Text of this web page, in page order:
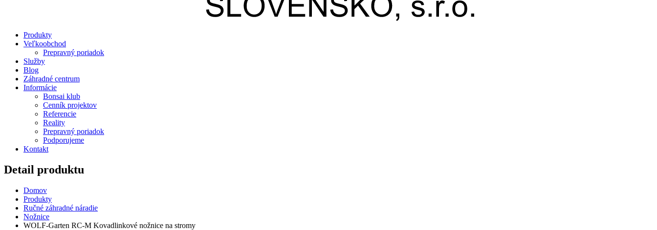
Produkty
Veľkoobchod
Prepravný poriadok
Služby
Blog
Záhradné centrum
Informácie
Bonsai klub
Cenník projektov
Referencie
Reality
Prepravný poriadok
Podporujeme
Kontakt
Detail produktu
Domov
Produkty
Ručné záhradné náradie
Nožnice
WOLF-Garten RC-M Kovadlinkové nožnice na stromy